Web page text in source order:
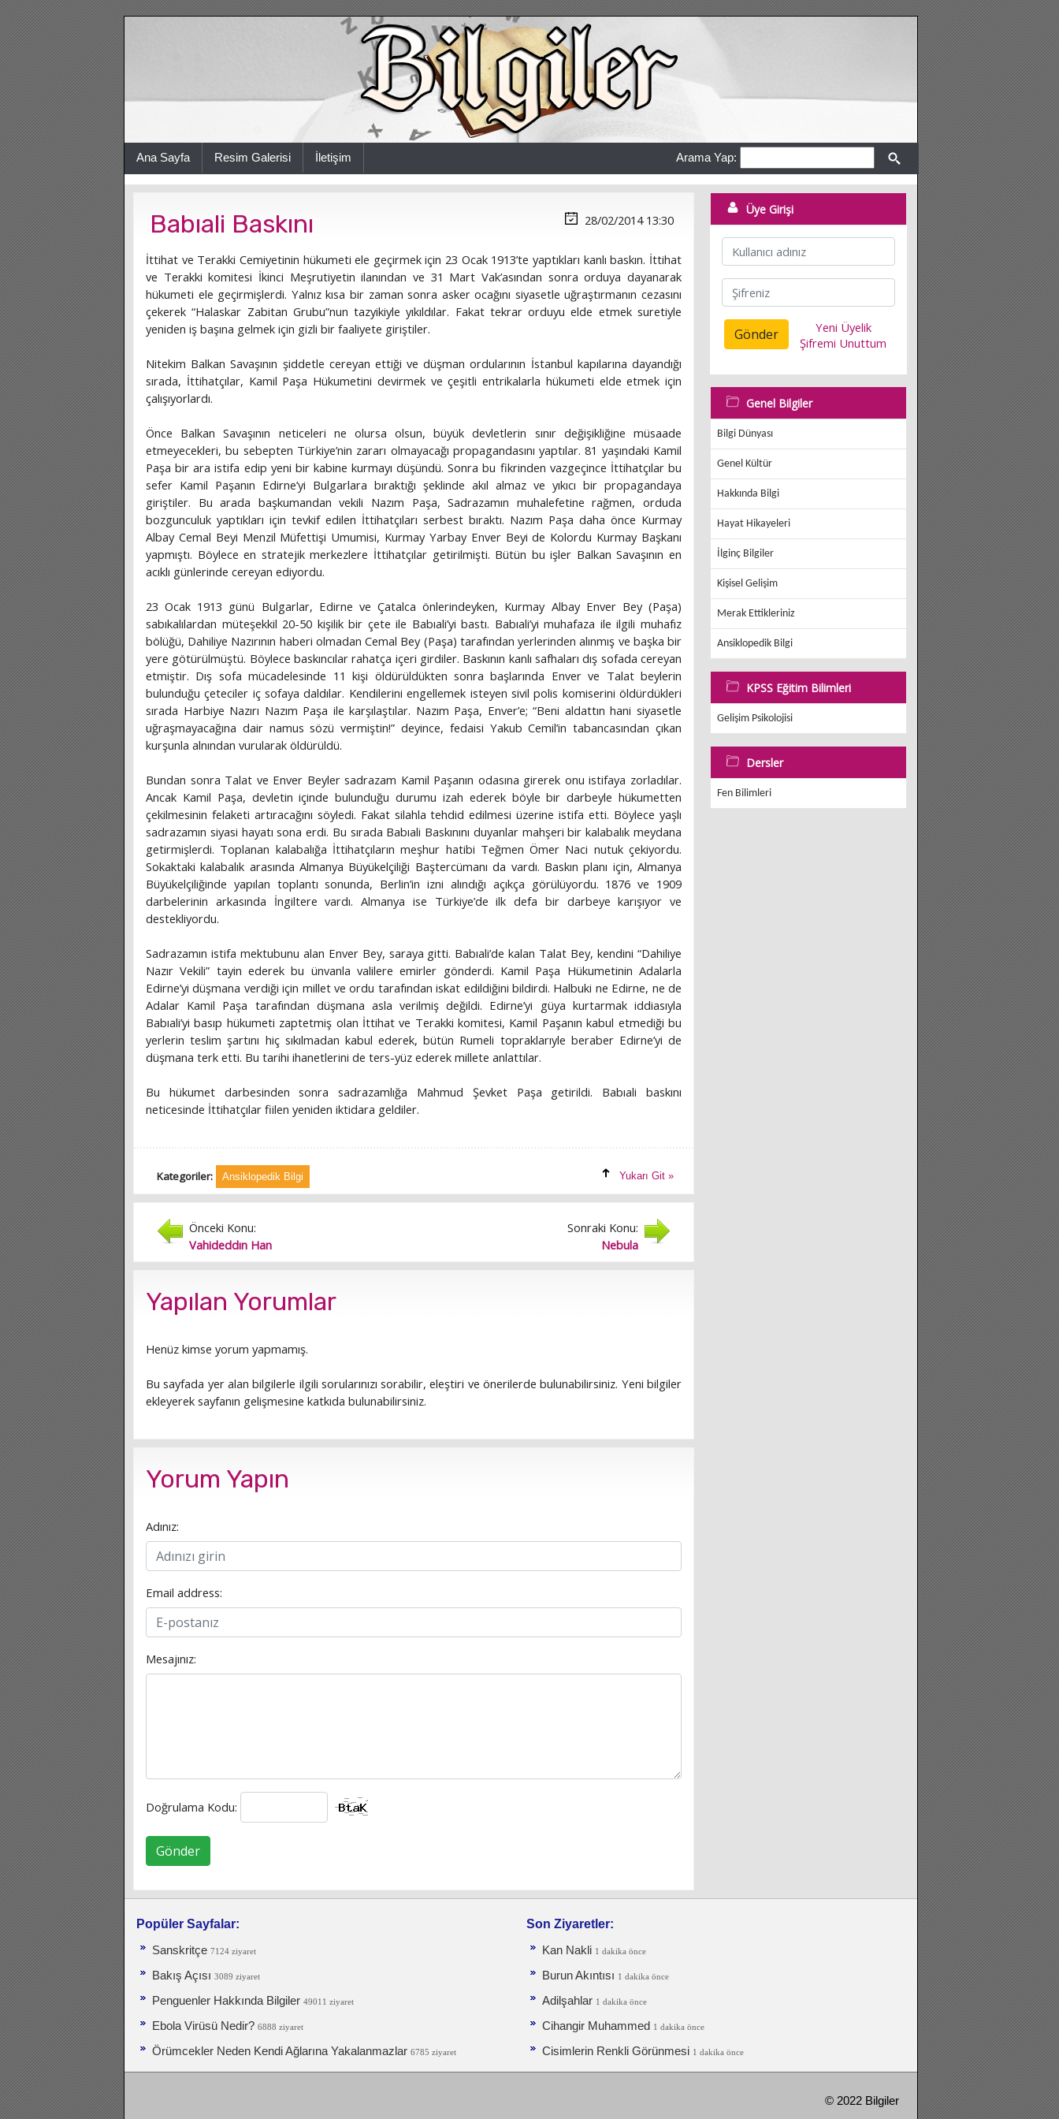
Ana Sayfa Resim Galerisi İletişim Arama Yap:
Babıali Baskını 28/02/2014 13:30
İttihat ve Terakki Cemiyetinin hükumeti ele geçirmek için 23 Ocak 1913’te yaptıkları kanlı baskın. İttihat
ve Terakki komitesi İkinci Meşrutiyetin ilanından ve 31 Mart Vak’asından sonra orduya dayanarak
hükumeti ele geçirmişlerdi. Yalnız kısa bir zaman sonra asker ocağını siyasetle uğraştırmanın cezasını
çekerek “Halaskar Zabitan Grubu”nun tazyikiyle yıkıldılar. Fakat tekrar orduyu elde etmek suretiyle
yeniden iş başına gelmek için gizli bir faaliyete giriştiler.
Nitekim Balkan Savaşının şiddetle cereyan ettiği ve düşman ordularının İstanbul kapılarına dayandığı
sırada, İttihatçılar, Kamil Paşa Hükumetini devirmek ve çeşitli entrikalarla hükumeti elde etmek için
çalışıyorlardı.
Önce Balkan Savaşının neticeleri ne olursa olsun, büyük devletlerin sınır değişikliğine müsaade
etmeyecekleri, bu sebepten Türkiye’nin zararı olmayacağı propagandasını yaptılar. 81 yaşındaki Kamil
Paşa bir ara istifa edip yeni bir kabine kurmayı düşündü. Sonra bu fikrinden vazgeçince İttihatçılar bu
sefer Kamil Paşanın Edirne’yi Bulgarlara bıraktığı şeklinde akıl almaz ve yıkıcı bir propagandaya
giriştiler. Bu arada başkumandan vekili Nazım Paşa, Sadrazamın muhalefetine rağmen, orduda
bozgunculuk yaptıkları için tevkif edilen İttihatçıları serbest bıraktı. Nazım Paşa daha önce Kurmay
Albay Cemal Beyi Menzil Müfettişi Umumisi, Kurmay Yarbay Enver Beyi de Kolordu Kurmay Başkanı
yapmıştı. Böylece en stratejik merkezlere İttihatçılar getirilmişti. Bütün bu işler Balkan Savaşının en
acıklı günlerinde cereyan ediyordu.
23 Ocak 1913 günü Bulgarlar, Edirne ve Çatalca önlerindeyken, Kurmay Albay Enver Bey (Paşa)
sabıkalılardan müteşekkil 20-50 kişilik bir çete ile Babıali’yi bastı. Babıali’yi muhafaza ile ilgili muhafız
bölüğü, Dahiliye Nazırının haberi olmadan Cemal Bey (Paşa) tarafından yerlerinden alınmış ve başka bir
yere götürülmüştü. Böylece baskıncılar rahatça içeri girdiler. Baskının kanlı safhaları dış sofada cereyan
etmiştir. Dış sofa mücadelesinde 11 kişi öldürüldükten sonra başlarında Enver ve Talat beylerin
bulunduğu çeteciler iç sofaya daldılar. Kendilerini engellemek isteyen sivil polis komiserini öldürdükleri
sırada Harbiye Nazırı Nazım Paşa ile karşılaştılar. Nazım Paşa, Enver’e; “Beni aldattın hani siyasetle
uğraşmayacağına dair namus sözü vermiştin!” deyince, fedaisi Yakub Cemil’in tabancasından çıkan
kurşunla alnından vurularak öldürüldü.
Bundan sonra Talat ve Enver Beyler sadrazam Kamil Paşanın odasına girerek onu istifaya zorladılar.
Ancak Kamil Paşa, devletin içinde bulunduğu durumu izah ederek böyle bir darbeyle hükumetten
çekilmesinin felaketi artıracağını söyledi. Fakat silahla tehdid edilmesi üzerine istifa etti. Böylece yaşlı
sadrazamın siyasi hayatı sona erdi. Bu sırada Babıali Baskınını duyanlar mahşeri bir kalabalık meydana
getirmişlerdi. Toplanan kalabalığa İttihatçıların meşhur hatibi Teğmen Ömer Naci nutuk çekiyordu.
Sokaktaki kalabalık arasında Almanya Büyükelçiliği Baştercümanı da vardı. Baskın planı için, Almanya
Büyükelçiliğinde yapılan toplantı sonunda, Berlin’in izni alındığı açıkça görülüyordu. 1876 ve 1909
darbelerinin arkasında İngiltere vardı. Almanya ise Türkiye’de ilk defa bir darbeye karışıyor ve
destekliyordu.
Sadrazamın istifa mektubunu alan Enver Bey, saraya gitti. Babıali’de kalan Talat Bey, kendini “Dahiliye
Nazır Vekili” tayin ederek bu ünvanla valilere emirler gönderdi. Kamil Paşa Hükumetinin Adalarla
Edirne’yi düşmana verdiği için millet ve ordu tarafından iskat edildiğini bildirdi. Halbuki ne Edirne, ne de
Adalar Kamil Paşa tarafından düşmana asla verilmiş değildi. Edirne’yi güya kurtarmak iddiasıyla
Babıali’yi basıp hükumeti zaptetmiş olan İttihat ve Terakki komitesi, Kamil Paşanın kabul etmediği bu
yerlerin teslim şartını hiç sıkılmadan kabul ederek, bütün Rumeli topraklarıyle beraber Edirne’yi de
düşmana terk etti. Bu tarihi ihanetlerini de ters-yüz ederek millete anlattılar.
Bu hükumet darbesinden sonra sadrazamlığa Mahmud Şevket Paşa getirildi. Babıali baskını
neticesinde İttihatçılar fiilen yeniden iktidara geldiler.
Kategoriler: Ansiklopedik Bilgi Yukarı Git »
Önceki Konu:
Vahideddın Han
Sonraki Konu:
Nebula
Yapılan Yorumlar
Henüz kimse yorum yapmamış.
Bu sayfada yer alan bilgilerle ilgili sorularınızı sorabilir, eleştiri ve önerilerde bulunabilirsiniz. Yeni bilgiler
ekleyerek sayfanın gelişmesine katkıda bulunabilirsiniz.
Yorum Yapın
Adınız:
Email address:
Mesajınız:
Doğrulama Kodu:
Gönder
Üye Girişi
Gönder
Yeni Üyelik
Şifremi Unuttum
Genel Bilgiler
Bilgi Dünyası
Genel Kültür
Hakkında Bilgi
Hayat Hikayeleri
İlginç Bilgiler
Kişisel Gelişim
Merak Ettikleriniz
Ansiklopedik Bilgi
KPSS Eğitim Bilimleri
Gelişim Psikolojisi
Dersler
Fen Bilimleri
Popüler Sayfalar:
Sanskritçe 7124 ziyaret
Bakış Açısı 3089 ziyaret
Penguenler Hakkında Bilgiler 49011 ziyaret
Ebola Virüsü Nedir? 6888 ziyaret
Örümcekler Neden Kendi Ağlarına Yakalanmazlar 6785 ziyaret
Son Ziyaretler:
Kan Nakli 1 dakika önce
Burun Akıntısı 1 dakika önce
Adilşahlar 1 dakika önce
Cihangir Muhammed 1 dakika önce
Cisimlerin Renkli Görünmesi 1 dakika önce
© 2022 Bilgiler